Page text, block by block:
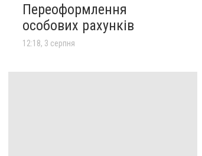
Переоформлення
особових рахунків
12:18, 3 серпня